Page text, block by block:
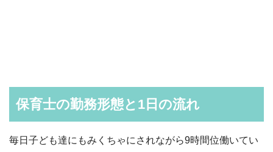
保育士の勤務形態と1日の流れ
毎日子ども達にもみくちゃにされながら9時間位働いてい